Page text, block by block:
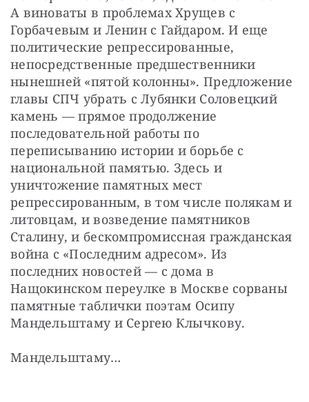
А виноваты в проблемах Хрущев с
Горбачевым и Ленин с Гайдаром. И еще
политические репрессированные,
непосредственные предшественники
нынешней «пятой колонны». Предложение
главы СПЧ убрать с Лубянки Соловецкий
камень — прямое продолжение
последовательной работы по
переписыванию истории и борьбе с
национальной памятью. Здесь и
уничтожение памятных мест
репрессированным, в том числе полякам и
литовцам, и возведение памятников
Сталину, и бескомпромиссная гражданская
война с «Последним адресом». Из
последних новостей — с дома в
Нащокинском переулке в Москве сорваны
памятные таблички поэтам Осипу
Мандельштаму и Сергею Клычкову.
Мандельштаму…